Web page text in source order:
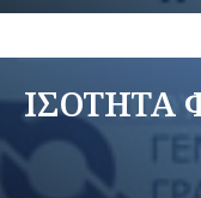
ΙΣΟΤΗΤΑ